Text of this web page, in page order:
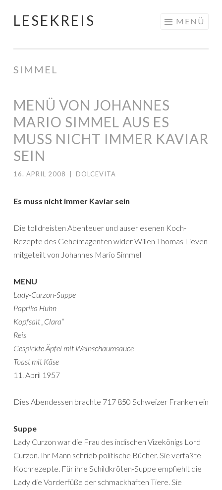
Springe
LESEKREIS MENÜ
SIMMEL
MENÜ VON JOHANNES
MARIO SIMMEL AUS ES
MUSS NICHT IMMER KAVIAR
SEIN
16. APRIL 2008 DOLCEVITA
Es muss nicht immer Kaviar sein
Die tolldreisten Abenteuer und auserlesenen Koch-
Rezepte des Geheimagenten wider Willen Thomas Lieven
mitgeteilt von Johannes Mario Simmel
MENU
Lady-Curzon-Suppe
Paprika Huhn
Kopfsalt „Clara“
Reis
Gespickte Äpfel mit Weinschaumsauce
Toast mit Käse
11. April 1957
Dies Abendessen brachte 717 850 Schweizer Franken ein
Suppe
Lady Curzon war die Frau des indischen Vizekönigs Lord
Curzon. Ihr Mann schrieb politische Bücher. Sie verfaßte
Kochrezepte. Für ihre Schildkröten-Suppe empfiehlt die
Lady die Vorderfüße der schmackhaften Tiere. Sie